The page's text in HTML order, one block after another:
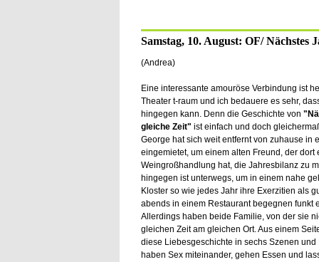
Samstag, 10. August: OF/ Nächstes
(Andrea)
Eine interessante amouröse Verbindung ist
Theater t-raum und ich bedauere es sehr,
hingegen kann. Denn die Geschichte von
gleiche Zeit" ist einfach und doch
George hat sich weit entfernt von zuhause in
eingemietet, um einem alten Freund, der dort
Weingroßhandlung hat, die Jahresbilanz zu
hingegen ist unterwegs, um in einem nahe
Kloster so wie jedes Jahr ihre Exerzitien als
abends in einem Restaurant begegnen funkt
Allerdings haben beide Familie, von der sie
gleichen Zeit am gleichen Ort. Aus einem
diese Liebesgeschichte in sechs Szenen
haben Sex miteinander, gehen Essen und